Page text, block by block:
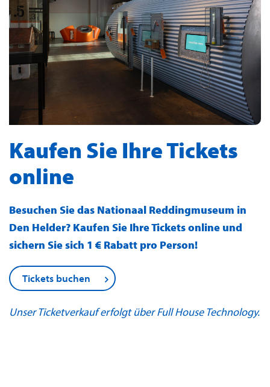
Kaufen Sie Ihre Tickets
online
Besuchen Sie das Nationaal Reddingmuseum in
Den Helder? Kaufen Sie Ihre Tickets online und
sichern Sie sich 1 € Rabatt pro Person!
Tickets buchen
Unser Ticketverkauf erfolgt überFull House Technology.